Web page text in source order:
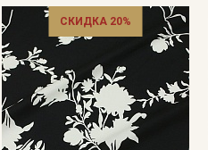
СКИДКА 20%